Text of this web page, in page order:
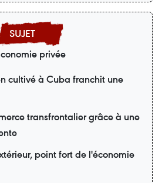
privée
cultivé à Cuba franchit une
transfrontalier grâce à une
point fort de l'économie